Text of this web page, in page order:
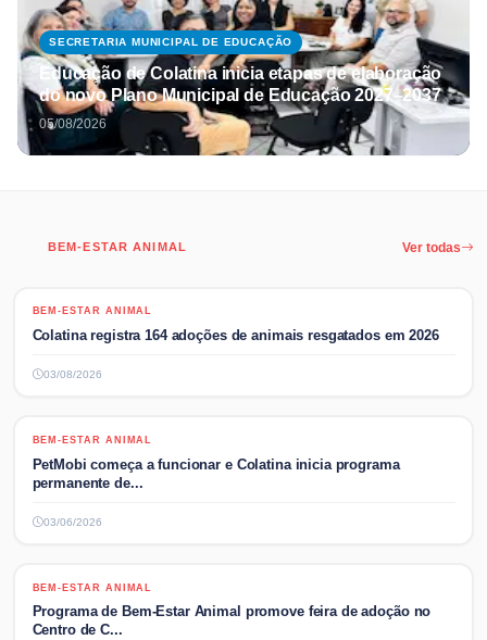
SECRETARIA MUNICIPAL DE EDUCAÇÃO
Educação de Colatina inicia etapas de elaboração
do novo Plano Municipal de Educação 2027–2037
05/08/2026
BEM-ESTAR ANIMAL Ver todas
BEM-ESTAR ANIMAL
BEM-ESTAR ANIMAL
Colatina registra 164 adoções de animais resgatados em 2026
03/08/2026
BEM-ESTAR ANIMAL
BEM-ESTAR ANIMAL
PetMobi começa a funcionar e Colatina inicia programa
permanente de...
03/06/2026
BEM-ESTAR ANIMAL
BEM-ESTAR ANIMAL
Programa de Bem-Estar Animal promove feira de adoção no
Centro de C...